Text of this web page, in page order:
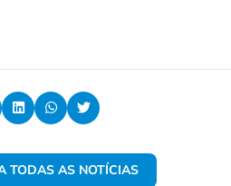
TODAS AS NOTÍCIAS